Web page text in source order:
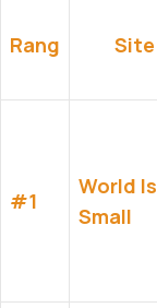
Rang Site
#1
World Is
Small